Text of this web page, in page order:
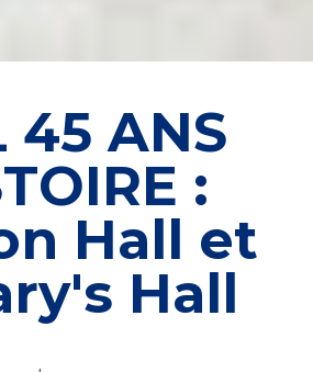
45 ANS
:
Hall et
Hall